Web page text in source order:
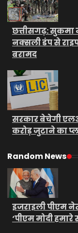
छत्तीसगढ़: सुकमा
नक्सली डंप से
बरामद
सरकार बेचेगी
करोड़ जुटाने का
Random News
इजराइली पीएम
‘पीएम मोदी